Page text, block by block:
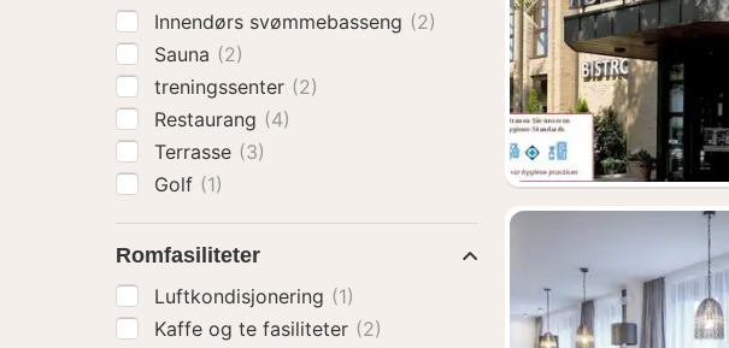
Forrige bilde
Innendørs svømmebasseng (2)
Sauna (2)
treningssenter (2)
Restaurang (4)
Terrasse (3)
Golf (1)
Romfasiliteter
Luftkondisjonering (1)
Kaffe og te fasiliteter (2)